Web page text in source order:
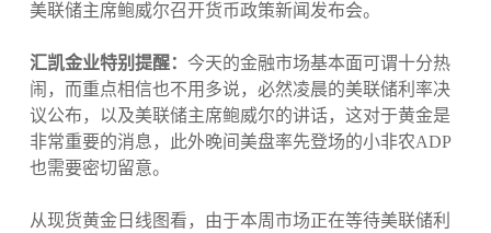
美联储主席鲍威尔召开货币政策新闻发布会。
汇凯金业特别提醒： 今天的金融市场基本面可谓十分热
闹，而重点相信也不用多说，必然凌晨的美联储利率决
议公布，以及美联储主席鲍威尔的讲话，这对于黄金是
非常重要的消息，此外晚间美盘率先登场的小非农ADP
也需要密切留意。
从现货黄金日线图看，由于本周市场正在等待美联储利